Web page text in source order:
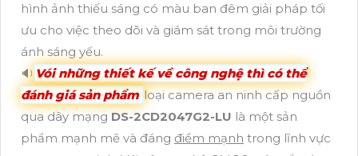
hình ảnh thiếu sáng có màu ban đêm giải pháp tối
ưu cho việc theo dõi và giám sát trong môi trường
ánh sáng yếu.
🔉 Vói những thiết kế về công nghệ thì có thể
đánh giá sản phẩm loại camera an ninh cấp nguồn
qua dây mạng DS-2CD2047G2-LU là một sản
phẩm mạnh mẽ và đáng điểm mạnh trong lĩnh vực